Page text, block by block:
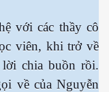
với các thầy cô
viên, khi trở về
chia buồn rồi.
về của Nguyễn